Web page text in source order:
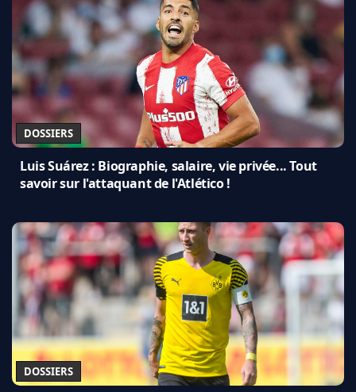
DOSSIERS
Luis Suárez : Biographie, salaire, vie privée... Tout
savoir sur l'attaquant de l'Atlético !
DOSSIERS